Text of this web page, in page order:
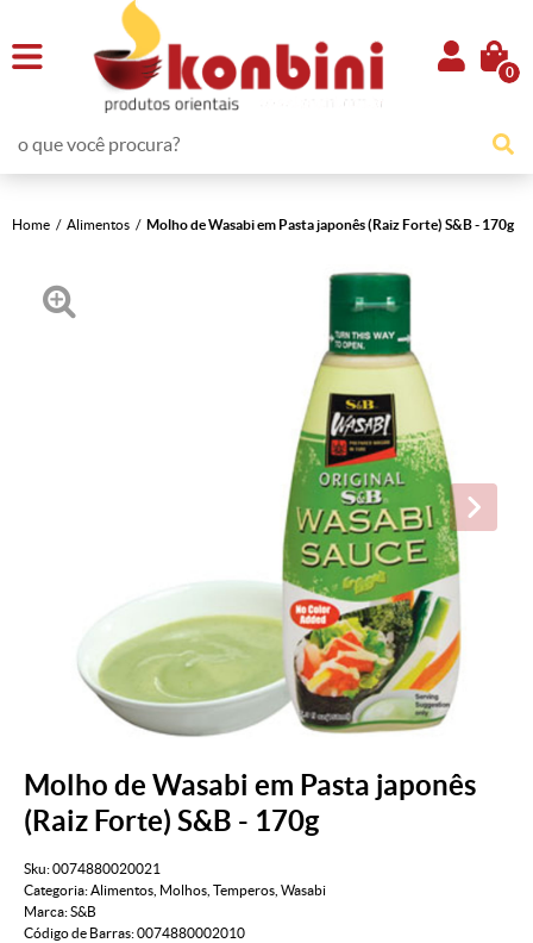
0
Home Alimentos Molho de Wasabi em Pasta japonês (Raiz Forte) S&B - 170g
Molho de Wasabi em Pasta japonês
(Raiz Forte) S&B - 170g
Sku:0074880020021
Categoria:Alimentos Molhos Temperos Wasabi
Marca:S&B
Código de Barras:0074880002010